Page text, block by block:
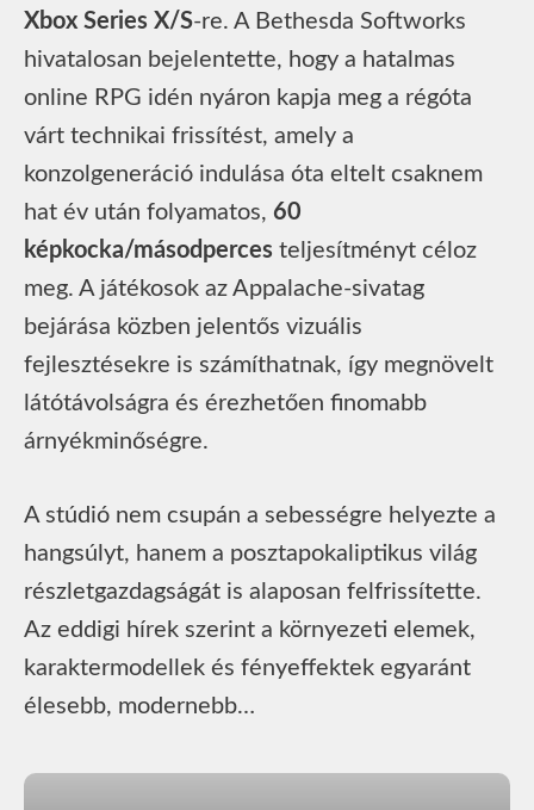
Xbox Series X/S-re. A Bethesda Softworks
hivatalosan bejelentette, hogy a hatalmas
online RPG idén nyáron kapja meg a régóta
várt technikai frissítést, amely a
konzolgeneráció indulása óta eltelt csaknem
hat év után folyamatos, 60
képkocka/másodperces teljesítményt céloz
meg. A játékosok az Appalache-sivatag
bejárása közben jelentős vizuális
fejlesztésekre is számíthatnak, így megnövelt
látótávolságra és érezhetően finomabb
árnyékminőségre.
A stúdió nem csupán a sebességre helyezte a
hangsúlyt, hanem a posztapokaliptikus világ
részletgazdagságát is alaposan felfrissítette.
Az eddigi hírek szerint a környezeti elemek,
karaktermodellek és fényeffektek egyaránt
élesebb, modernebb…